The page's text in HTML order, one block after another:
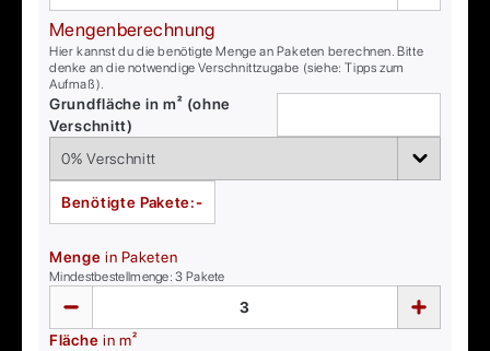
Mengenberechnung
Hier kannst du die benötigte Menge an Paketen berechnen. Bitte
denke an die notwendige Verschnittzugabe (siehe: Tipps zum
Aufmaß).
Grundfläche in m² (ohne
Verschnitt)
Benötigte Pakete:-
Menge in Paketen
Mindestbestellmenge:3 Pakete
Fläche in m²